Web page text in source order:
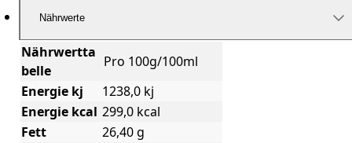
Nährwerte
Nährwertta
belle
Pro 100g/100ml
Energie kj
1238,0 kj
Energie kcal 299,0 kcal
Fett
26,40 g